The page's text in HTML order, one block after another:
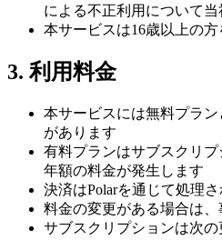
による不正利用について
本サービスは16歳以上の
3. 利用料金
本サービスには無料プラン
があります
有料プランはサブスクリ
年額の料金が発生します
決済はPolarを通じて処理
料金の変更がある場合は
サブスクリプションは次